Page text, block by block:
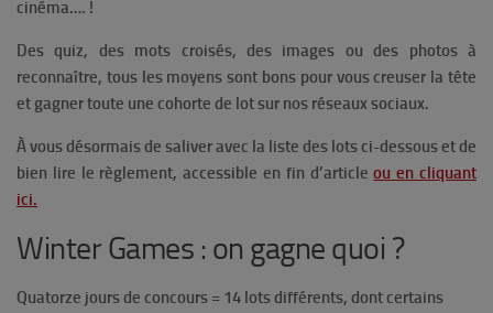
cinéma…. !
Des quiz, des mots croisés, des images ou des photos à
reconnaître, tous les moyens sont bons pour vous creuser la tête
et gagner toute une cohorte de lot sur nos réseaux sociaux.
À vous désormais de saliver avec la liste des lots ci-dessous et de
bien lire le règlement, accessible en fin d’articleou en cliquant
ici.
Winter Games : on gagne quoi ?
Quatorze jours de concours = 14 lots différents, dont certains